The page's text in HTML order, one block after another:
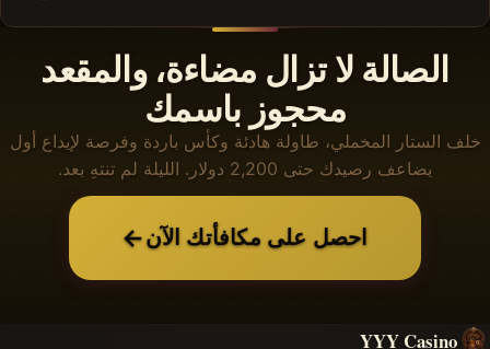
الصالة لا تزال مضاءة، والمقعد
محجوز باسمك
خلف الستار المخملي، طاولة هادئة وكأس باردة وفرصة لإيداع أول
يضاعف رصيدك حتى 2,200 دولار. الليلة لم تنتهِ بعد.
احصل على مكافأتك الآن←
YYY Casino